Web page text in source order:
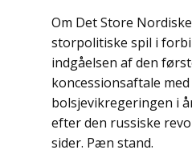
Litteraturhistorie
Lokalhistorie /
Lufttrafik / Fly
Lystfiskeri
Om Det Store
storpolitiske spil i
indgåelsen af ​​den
koncessionsaftale
bolsjevikregeringen i
efter den russiske
sider. Pæn stand.